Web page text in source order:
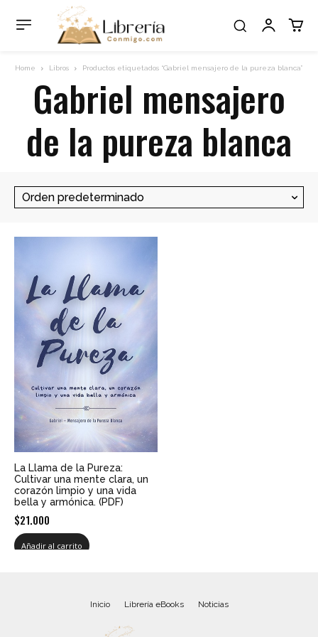
Home Libros Productos etiquetados “Gabriel mensajero de la pureza blanca”
Gabriel mensajero
de la pureza blanca
La Llama de la Pureza:
Cultivar una mente clara, un
corazón limpio y una vida
bella y armónica. (PDF)
$21.000
Añadir al carrito
Inicio Librería eBooks Noticias